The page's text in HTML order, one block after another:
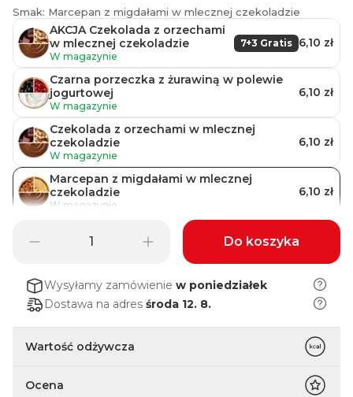
Smak: Marcepan z migdałami w mlecznej czekoladzie
AKCJA Czekolada z orzechami
w mlecznej czekoladzie
W magazynie
7+3 Gratis 6,10 zł
Czarna porzeczka z żurawiną w polewie
jogurtowej
W magazynie
6,10 zł
Czekolada z orzechami w mlecznej
czekoladzie
W magazynie
6,10 zł
Marcepan z migdałami w mlecznej
czekoladzie
W magazynie
6,10 zł
Czekolada z kokosem w mlecznej
czekoladzie
Czekolada & nugat z żurawiną w mlecznej
czekoladzie
W magazynie
6,10 zł
Migdały & pistacje z pistacjami z mlecznej
czekolady
Chwilowo niedostępny
6,10 zł
Do koszyka
Wysyłamy zamówienie w poniedziałek
Dostawa na adres środa 12. 8.
Wartość odżywcza
Ocena